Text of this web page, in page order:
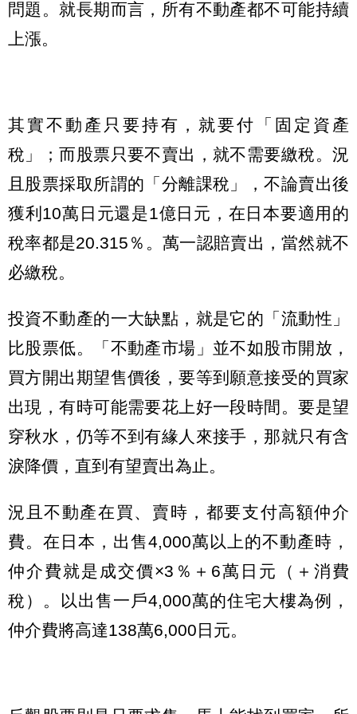
問題。就長期而言，所有不動產都不可能持續
上漲。
其實不動產只要持有，就要付「固定資產
稅」；而股票只要不賣出，就不需要繳稅。況
且股票採取所謂的「分離課稅」，不論賣出後
獲利10萬日元還是1億日元，在日本要適用的
稅率都是20.315％。萬一認賠賣出，當然就不
必繳稅。
投資不動產的一大缺點，就是它的「流動性」
比股票低。「不動產市場」並不如股市開放，
買方開出期望售價後，要等到願意接受的買家
出現，有時可能需要花上好一段時間。要是望
穿秋水，仍等不到有緣人來接手，那就只有含
淚降價，直到有望賣出為止。
況且不動產在買、賣時，都要支付高額仲介
費。在日本，出售4,000萬以上的不動產時，
仲介費就是成交價×3％＋6萬日元（＋消費
稅）。以出售一戶4,000萬的住宅大樓為例，
仲介費將高達138萬6,000日元。